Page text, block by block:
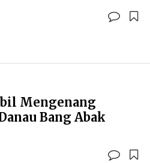
Mengenang
Bang Abak